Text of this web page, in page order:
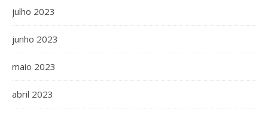
julho 2023
junho 2023
maio 2023
abril 2023